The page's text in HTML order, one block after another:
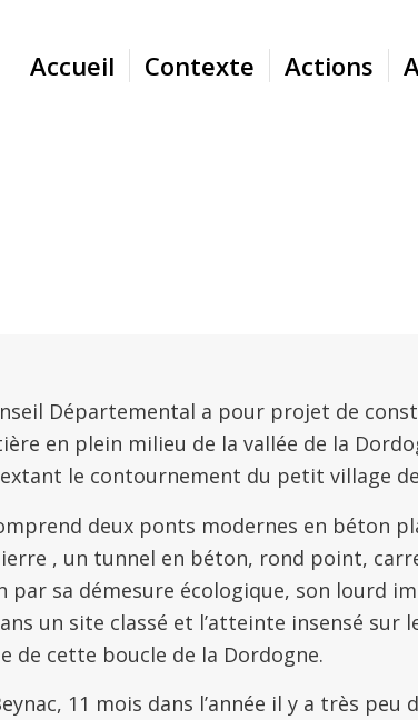
Accueil Contexte Actions
Départemental a pour projet de
en plein milieu de la vallée de la
le contournement du petit village
deux ponts modernes en béton
, un tunnel en béton, rond point,
par sa démesure écologique, son lourd
un site classé et l’atteinte insensé sur
de cette boucle de la Dordogne.
11 mois dans l’année il y a très